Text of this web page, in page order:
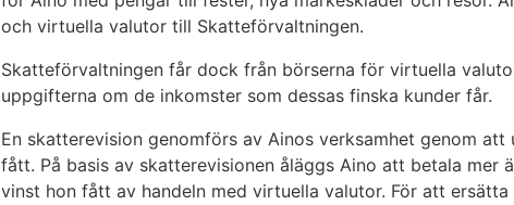
och virtuella valutor till Skatteförvaltningen.
Skatteförvaltningen får dock från börserna för virtuella
uppgifterna om de inkomster som dessas finska kunder får.
En skatterevision genomförs av Ainos verksamhet genom
fått. På basis av skatterevisionen åläggs Aino att betala
vinst hon fått av handeln med virtuella valutor. För att